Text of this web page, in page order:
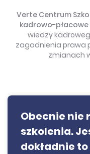
Verte Centrum
kadrowo-płacowe
wiedzy
zagadnienia prawa
zmianach
Obecnie nie
szkolenia.
dokładnie